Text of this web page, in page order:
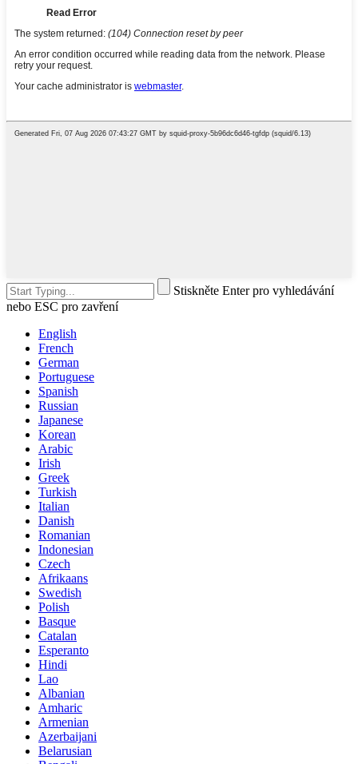
Stiskněte Enter pro vyhledávání
nebo ESC pro zavření
English
French
German
Portuguese
Spanish
Russian
Japanese
Korean
Arabic
Irish
Greek
Turkish
Italian
Danish
Romanian
Indonesian
Czech
Afrikaans
Swedish
Polish
Basque
Catalan
Esperanto
Hindi
Lao
Albanian
Amharic
Armenian
Azerbaijani
Belarusian